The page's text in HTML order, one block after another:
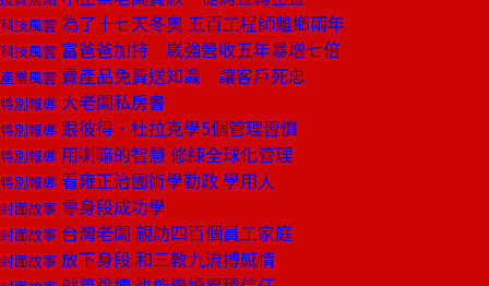
科技風雲 為了十七天冬奧 五百工程師離鄉兩年
科技風雲 富爸爸加持 崴強營收五年暴增七倍
產業風雲 賣產品免費送知識 讓客戶死忠
特別報導 大老闆私房書
特別報導 跟彼得．杜拉克學5個管理習慣
特別報導 用喇嘛的智慧 修練全球化管理
特別報導 看雍正治國術學勤政 學用人
封面故事 零身段成功學
封面故事 台灣老闆 親訪四百個員工家庭
封面故事 放下身段 和三教九流搏感情